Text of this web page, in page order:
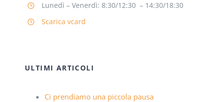
Lunedì – Venerdì: 8:30/12:30 – 14:30/18:30
Scarica vcard
ULTIMI ARTICOLI
Ci prendiamo una piccola pausa